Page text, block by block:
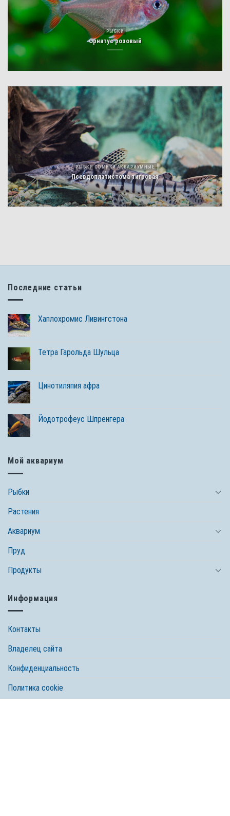
РЫБКИ
Орнатус розовый
РЫБКИ СОМИКИ АКВАРИУМНЫЕ
Псевдоплатистома тигровая
Последние статьи
Хаплохромис Ливингстона
Тетра Гарольда Шульца
Цинотиляпия афра
Йодотрофеус Шпренгера
Мой аквариум
Рыбки
Растения
Аквариум
Пруд
Продукты
Информация
Контакты
Владелец сайта
Конфиденциальность
Политика cookie